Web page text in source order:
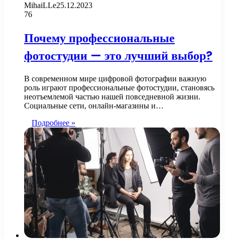
MihaiLLe25.12.2023
76
Почему профессиональные
фотостудии — это лучший выбор?
В современном мире цифровой фотографии важную
роль играют профессиональные фотостудии, становясь
неотъемлемой частью нашей повседневной жизни.
Социальные сети, онлайн-магазины и…
Подробнее »